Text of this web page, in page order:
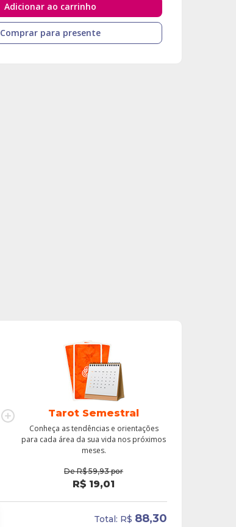
Adicionar ao carrinho
Comprar para presente
Tarot Semestral
Conheça as tendências e orientações
para cada área da sua vida nos próximos
meses.
DeR$ 59,93por
R$ 19,01
Total: R$ 88,30